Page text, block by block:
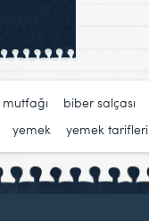
biber salçası
yemek yemek tarifleri